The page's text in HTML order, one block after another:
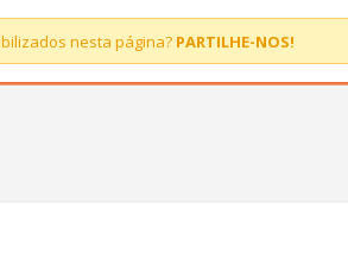
nesta página? PARTILHE-NOS!